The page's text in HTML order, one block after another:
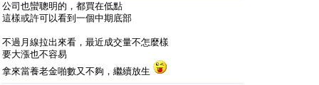
公司也蠻聰明的，都買在低點
這樣或許可以看到一個中期底部
不過月線拉出來看，最近成交量不怎麼樣
要大漲也不容易
拿來當養老金啪數又不夠，繼續放生